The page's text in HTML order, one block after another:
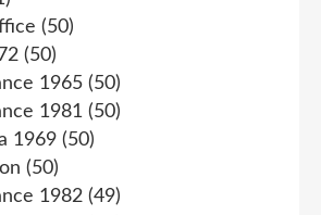
(50)
(50)
1965 (50)
1981 (50)
1969 (50)
(50)
1982 (49)